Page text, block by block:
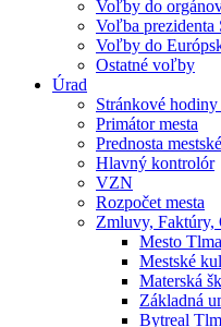
Voľby do
Voľba prezidenta
Voľby do
Ostatné voľby
Úrad
Stránkové
Primátor mesta
Prednosta
Hlavný kontrolór
VZN
Rozpočet mesta
Zmluvy, Faktúry,
Mesto
Mestské
Materská
Základná
Bytreal